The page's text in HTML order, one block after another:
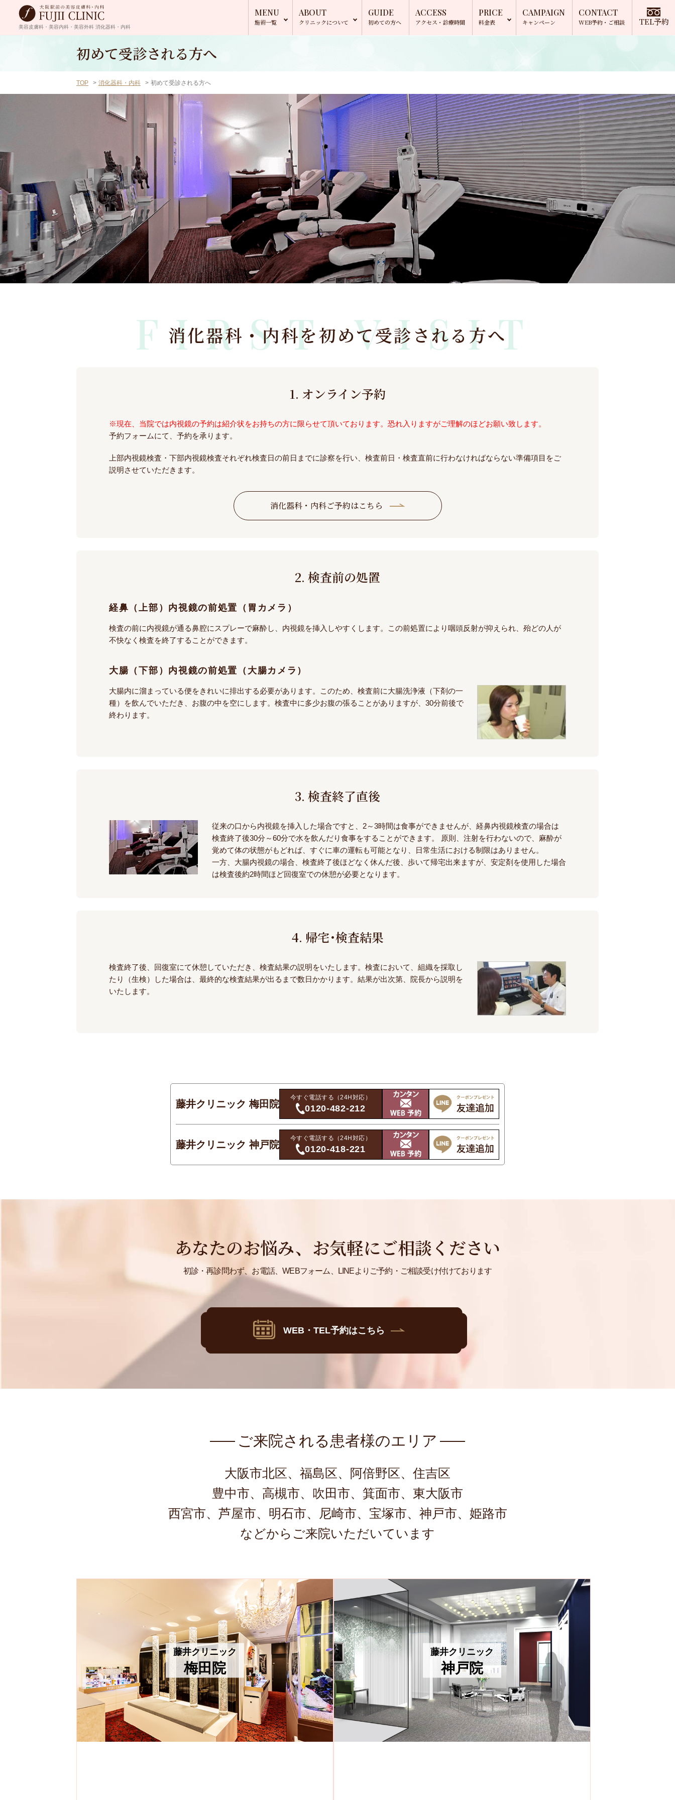
美容皮膚科・美容内科・美容外科 消化器科・内科
MENU
施術一覧
ABOUT
クリニックについて
GUIDE
初めての方へ
ACCESS
アクセス・ 診療時間
PRICE
料金表
CAMPAIGN
キャンペーン
CONTACT
WEB予約 ・ご相談 TEL予約
初めて受診される方へ
TOP 消化器科・内科 初めて受診される方へ
消化器科・内科を初めて受診される方へ
FIRST VISIT
1. オンライン予約
※現在、当院では内視鏡の予約は紹介状をお持ちの方に限らせて頂いております。恐れ入りますがご理解のほどお願い致します。
予約フォームにて、予約を承ります。
上部内視鏡検査・下部内視鏡検査それぞれ検査日の前日までに診察を行い、検査前日・検査直前に行わなければならない準備項目をご
説明させていただきます。
消化器科・内科ご予約はこちら
2. 検査前の処置
経鼻（上部）内視鏡の前処置（胃カメラ）
検査の前に内視鏡が通る鼻腔にスプレーで麻酔し、内視鏡を挿入しやすくします。この前処置により咽頭反射が抑えられ、殆どの人が
不快なく検査を終了することができます。
大腸（下部）内視鏡の前処置（大腸カメラ）
大腸内に溜まっている便をきれいに排出する必要があります。このため、検査前に大腸洗浄液（下剤の一
種）を飲んでいただき、お腹の中を空にします。検査中に多少お腹の張ることがありますが、30分前後で
終わります。
3. 検査終了直後
従来の口から内視鏡を挿入した場合ですと、2～3時間は食事ができませんが、経鼻内視鏡検査の場合は
検査終了後30分～60分で水を飲んだり食事をすることができます。 原則、注射を行わないので、麻酔が
覚めて体の状態がもどれば、すぐに車の運転も可能となり、日常生活における制限はありません。
一方、大腸内視鏡の場合、検査終了後ほどなく休んだ後、歩いて帰宅出来ますが、安定剤を使用した場合
は検査後約2時間ほど回復室での休憩が必要となります。
4. 帰宅･検査結果
検査終了後、回復室にて休憩していただき、検査結果の説明をいたします。検査において、組織を採取し
たり（生検）した場合は、最終的な検査結果が出るまで数日かかります。結果が出次第、院長から説明を
いたします。
藤井クリニック 梅田院
今すぐ電話する（24H対応）
0120-482-212
藤井クリニック 神戸院
今すぐ電話する（24H対応）
0120-418-221
あなたのお悩み、 お気軽にご相談ください
初診・再診問わず、お電話、WEBフォーム、LINEより ご予約・ご相談受け付けております
WEB・TEL予約はこちら
ご来院される患者様のエリア
大阪市北区、福島区、阿倍野区、住吉区
豊中市、高槻市、吹田市、箕面市、東大阪市
西宮市、芦屋市、明石市、尼崎市、宝塚市、神戸市、姫路市
などからご来院いただいています
藤井クリニック
梅田院
藤井クリニック
神戸院